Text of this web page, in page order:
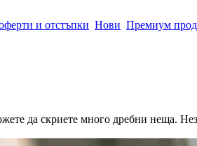
и отстъпки Нови Премиум
да скриете много дребни неща.